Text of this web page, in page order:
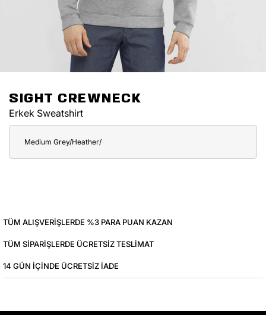
SIGHT CREWNECK
Erkek Sweatshirt
Medium Grey/Heather/
TÜM ALIŞVERIŞLERDE %3 PARA PUAN KAZAN
TÜM SIPARIŞLERDE ÜCRETSIZ TESLIMAT
14 GÜN IÇINDE ÜCRETSIZ IADE